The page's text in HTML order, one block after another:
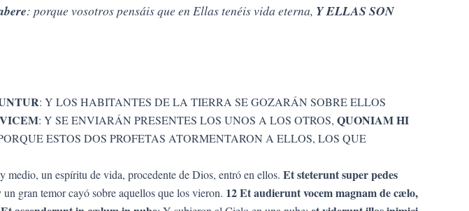
: porque vosotros pensáis que en Ellas tenéis vida eterna, Y ELLAS SON
: Y LOS HABITANTES DE LA TIERRA SE GOZARÁN SOBRE ELLOS
: Y SE ENVIARÁN PRESENTES LOS UNOS A LOS OTROS, QUONIAM HI
ESTOS DOS PROFETAS ATORMENTARON A ELLOS, LOS QUE
medio, un espíritu de vida, procedente de Dios, entró en ellos. Et steterunt super pedes
un gran temor cayó sobre aquellos que los vieron. 12Et audierunt vocem magnam de cælo,